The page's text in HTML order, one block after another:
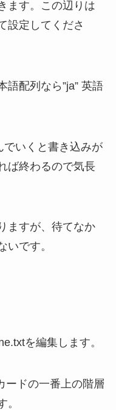
ます。この辺りは
設定してくださ
語配列なら”ja” 英語
でいくと書き込みが
ば終わるので気長
ますが、待てなか
いです。
を編集します。
ードの一番上の階層
。